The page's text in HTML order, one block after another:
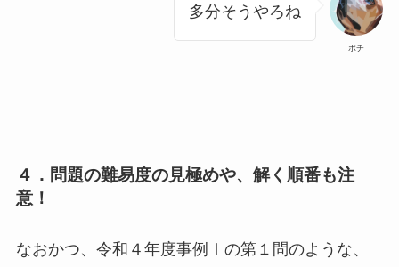
ポチ
多分そうやろね
４．問題の難易度の見極めや、解く順番も注
意！
なおかつ、令和４年度事例Ⅰの第１問のような、